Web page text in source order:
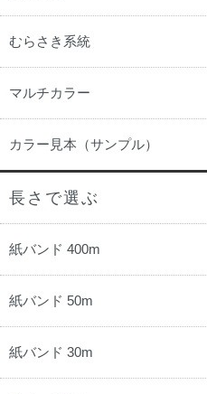
むらさき系統
マルチカラー
カラー見本（サンプル）
長さで選ぶ
紙バンド 400m
紙バンド 50m
紙バンド 30m